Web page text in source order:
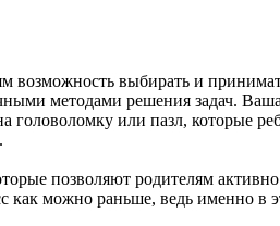
возможность выбирать и
методами решения задач.
головоломку или пазл, которые
позволяют родителям
как можно раньше, ведь именно в